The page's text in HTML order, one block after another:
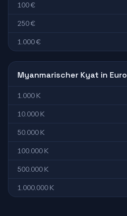
100 €
250 €
1.000 €
Myanmarischer Kyat in Euro
1.000 K
10.000 K
50.000 K
100.000 K
500.000 K
1.000.000 K